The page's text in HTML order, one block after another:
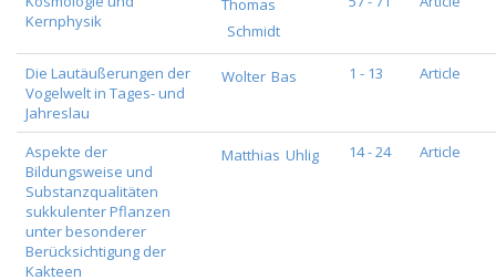
Kernphysik
Thomas
Schmidt
Die Lautäußerungen der
Vogelwelt in Tages- und
Jahreslau
Wolter Bas 1 - 13 Article
Aspekte der
Bildungsweise und
Substanzqualitäten
sukkulenter Pflanzen
unter besonderer
Berücksichtigung der
Kakteen
Matthias Uhlig 14 - 24 Article